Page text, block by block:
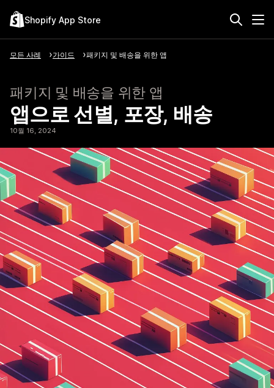
Shopify App Store
모든 사례 가이드 패키지 및 배송을 위한 앱
패키지 및 배송을 위한 앱
앱으로 선별, 포장, 배송
10월 16, 2024